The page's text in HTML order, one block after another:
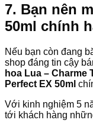
7. Bạn nên
50ml chính
Nếu bạn còn đang
shop đáng tin cậy
hoa Lua – Charme
Perfect EX 50ml
Với kinh nghiệm 5
tới khách hàng